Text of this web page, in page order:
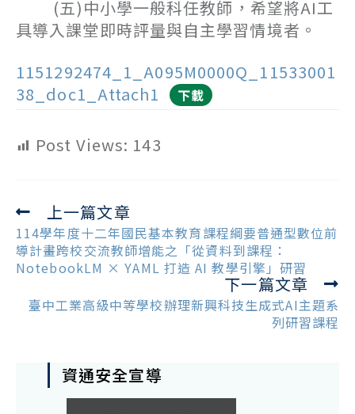
(五)中小學一般科任教師，希望將AI工
具導入課堂即時評量與自主學習情境者。
1151292474_1_A095M0000Q_11533001
38_doc1_Attach1
下載
Post Views: 143
Read
more
articles
上一篇文章
114學年度十二年國民基本教育課程綱要普通型數位前
導計畫跨校交流教師增能之「從資料到課程：
NotebookLM × YAML 打造 AI 教學引擎」研習
下一篇文章
臺中工業高級中等學校辦理新興科技生成式AI主題系
列研習課程
資通安全宣導